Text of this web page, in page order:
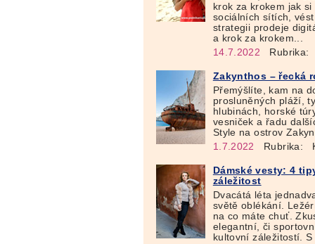
krok za krokem jak
sociálních sítích,
strategii prodeje
a krok za krokem...
14.7.2022 Rubrika:
Zakynthos – řecká
Přemýšlíte, kam na
prosluněných pláží,
hlubinách, horské
vesniček a řadu
Style na ostrov
1.7.2022
Rubrika:
Dámské vesty: 4
záležitost
Dvacátá léta
světě oblékání.
na co máte chuť.
elegantní, či
kultovní záležitostí.